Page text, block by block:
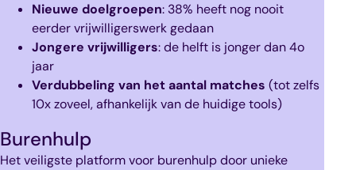
Nieuwe doelgroepen: 38% heeft nog nooit
eerder vrijwilligerswerk gedaan
Jongere vrijwilligers: de helft is jonger dan 4o
jaar
Verdubbeling van het aantal matches (tot zelfs
10x zoveel, afhankelijk van de huidige tools)
Burenhulp
Het veiligste platform voor burenhulp door unieke